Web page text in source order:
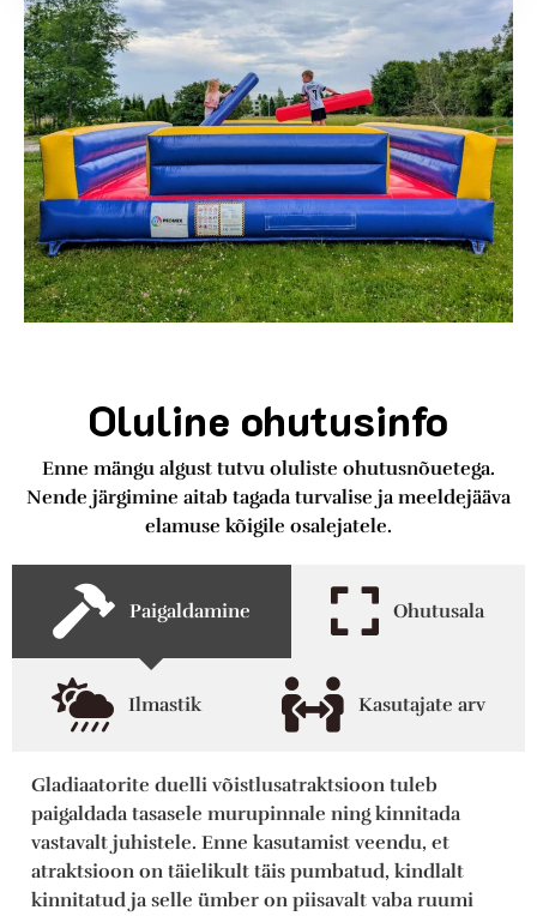
Oluline ohutusinfo
Enne mängu algust tutvu oluliste ohutusnõuetega.
Nende järgimine aitab tagada turvalise ja meeldejääva
elamuse kõigile osalejatele.
Paigaldamine Ohutusala
Ilmastik Kasutajate arv
Gladiaatorite duelli võistlusatraktsioon tuleb
paigaldadatasasele murupinnale ning kinnitada
vastavalt juhistele. Enne kasutamist veendu, et
atraktsioon on täielikult täis pumbatud, kindlalt
kinnitatud ja selle ümber on piisavalt vaba ruumi